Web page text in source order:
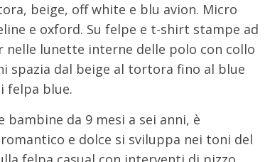
beige, off white e blu avion. Micro
e oxford. Su felpe e t-shirt stampe ad
nelle lunette interne delle polo con collo
spazia dal beige al tortora fino al blue
felpa blue.
bambine da 9 mesi a sei anni, è
e dolce si sviluppa nei toni del